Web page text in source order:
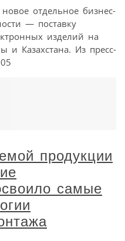
отдельное бизнес-
— поставку
изделий на
и Казахстана. Из пресс-
продукции
самые